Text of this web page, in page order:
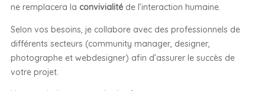
ne remplacera la convivialité de l’interaction humaine.
Selon vos besoins, je collabore avec des professionnels de
différents secteurs (community manager, designer,
photographe et webdesigner) afin d’assurer le succès de
votre projet.